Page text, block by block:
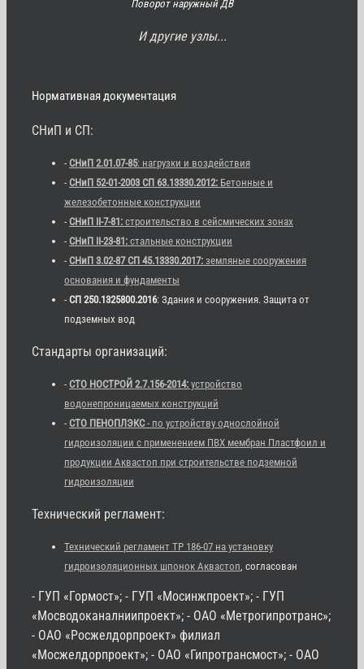
Поворот наружный ДВ
И другие узлы...
Нормативная документация
СНиП и СП:
- СНиП 2.01.07-85: нагрузки и воздействия
- СНиП 52-01-2003 СП 63.13330.2012: Бетонные и
железобетонные конструкции
- СНиП II-7-81: строительство в сейсмических зонах
- СНиП II-23-81: стальные конструкции
- СНиП 3.02-87 СП 45.13330.2017: земляные сооружения
основания и фундаменты
- СП 250.1325800.2016: Здания и сооружения. Защита от
подземных вод
Стандарты организаций:
- СТО НОСТРОЙ 2.7.156-2014: устройство
водонепроницаемых конструкций
- СТО ПЕНОПЛЭКС- по устройству однослойной
гидроизоляции с применением ПВХ мембран Пластфоил и
продукции Аквастоп при строительстве подземной
гидроизоляции
Технический регламент:
Технический регламент ТР 186-07 на установку
гидроизоляционных шпонок Аквастоп, согласован
- ГУП «Гормост»; - ГУП «Мосинжпроект»; - ГУП
«Мосводоканалниипроект»; - ОАО «Метрогипротранс»;
- ОАО «Росжелдорпроект» филиал
«Мосжелдорпроект»; - ОАО «Гипротрансмост»; - ОАО